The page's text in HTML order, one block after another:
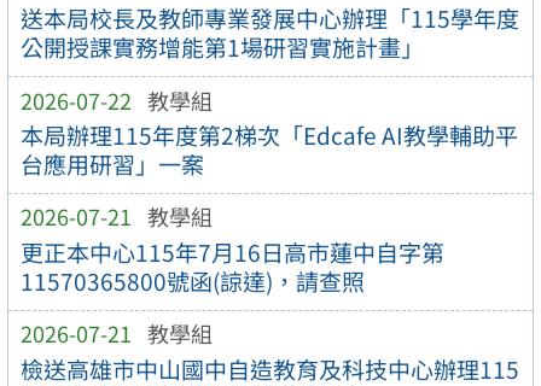
送本局校長及教師專業發展中心辦理「115學年度
公開授課實務增能第1場研習實施計畫」
2026-07-22 教學組
本局辦理115年度第2梯次「Edcafe AI教學輔助平
台應用研習」一案
2026-07-21 教學組
更正本中心115年7月16日高市蓮中自字第
11570365800號函(諒達)，請查照
2026-07-21 教學組
檢送高雄市中山國中自造教育及科技中心辦理115